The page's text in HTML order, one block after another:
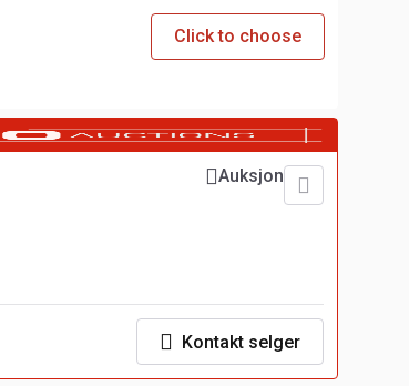
Click to choose
Auksjon
Kontakt selger